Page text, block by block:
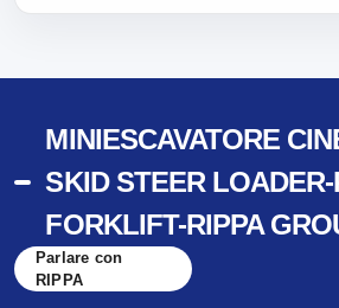
MINIESCAVATORE
SKID STEER LOADER-
FORKLIFT-RIPPA
Parlare con
RIPPA